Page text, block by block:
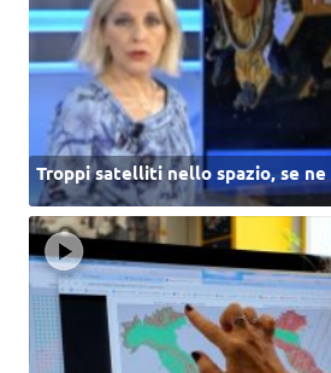
Troppi satelliti nello spazio, se ne